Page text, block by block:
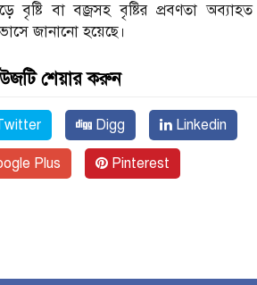
বৃষ্টি বা বজ্রসহ বৃষ্টির প্রবণতা অব্যাহত
জানানো হয়েছে।
শেয়ার করুন
Digg Linkedin
Plus Pinterest